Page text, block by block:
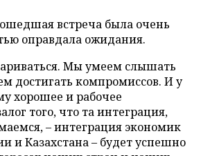
встреча была очень
оправдала ожидания.
Мы умеем слышать
достигать компромиссов. И у
хорошее и рабочее
того, что та интеграция,
– интеграция экономик
и Казахстана – будет успешно